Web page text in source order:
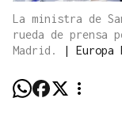
La ministra de
rueda de prensa
Madrid.
| Europa